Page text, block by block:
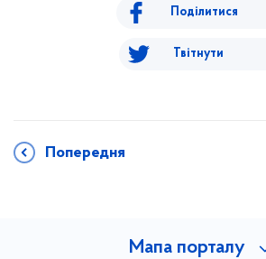
Поділитися
Твітнути
Попередня
Мапа порталу